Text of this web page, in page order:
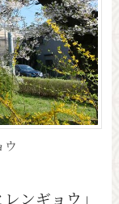
ウ
ンギョウ」